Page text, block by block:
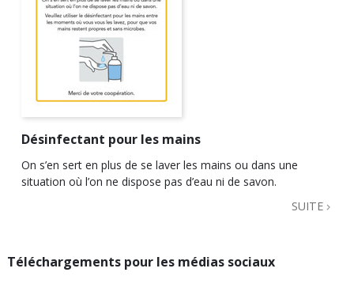
Désinfectant pour les mains
On s’en sert en plus de se laver les mains ou dans une
situation où l’on ne dispose pas d’eau ni de savon.
SUITE
Téléchargements pour les médias sociaux